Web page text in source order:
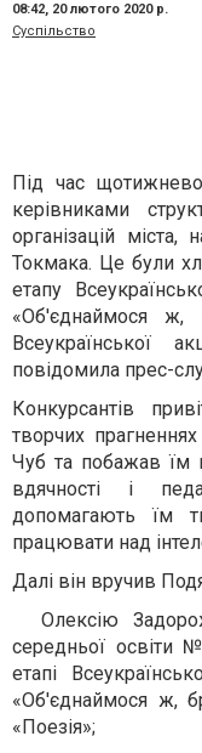
08:42, 20 лютого 2020 р.
Суспільство
Під час
керівниками
організацій
Токмака. Це були
етапу
«Об'єднаймося ж,
Всеукраїнської
повідомила прес-
Конкурсантів
творчих прагненнях
Чуб та побажав їм
вдячності і
допомагають їм
працювати над
Далі він вручив
Олексію
середньої освіти
етапі
«Об'єднаймося ж,
«Поезія»;